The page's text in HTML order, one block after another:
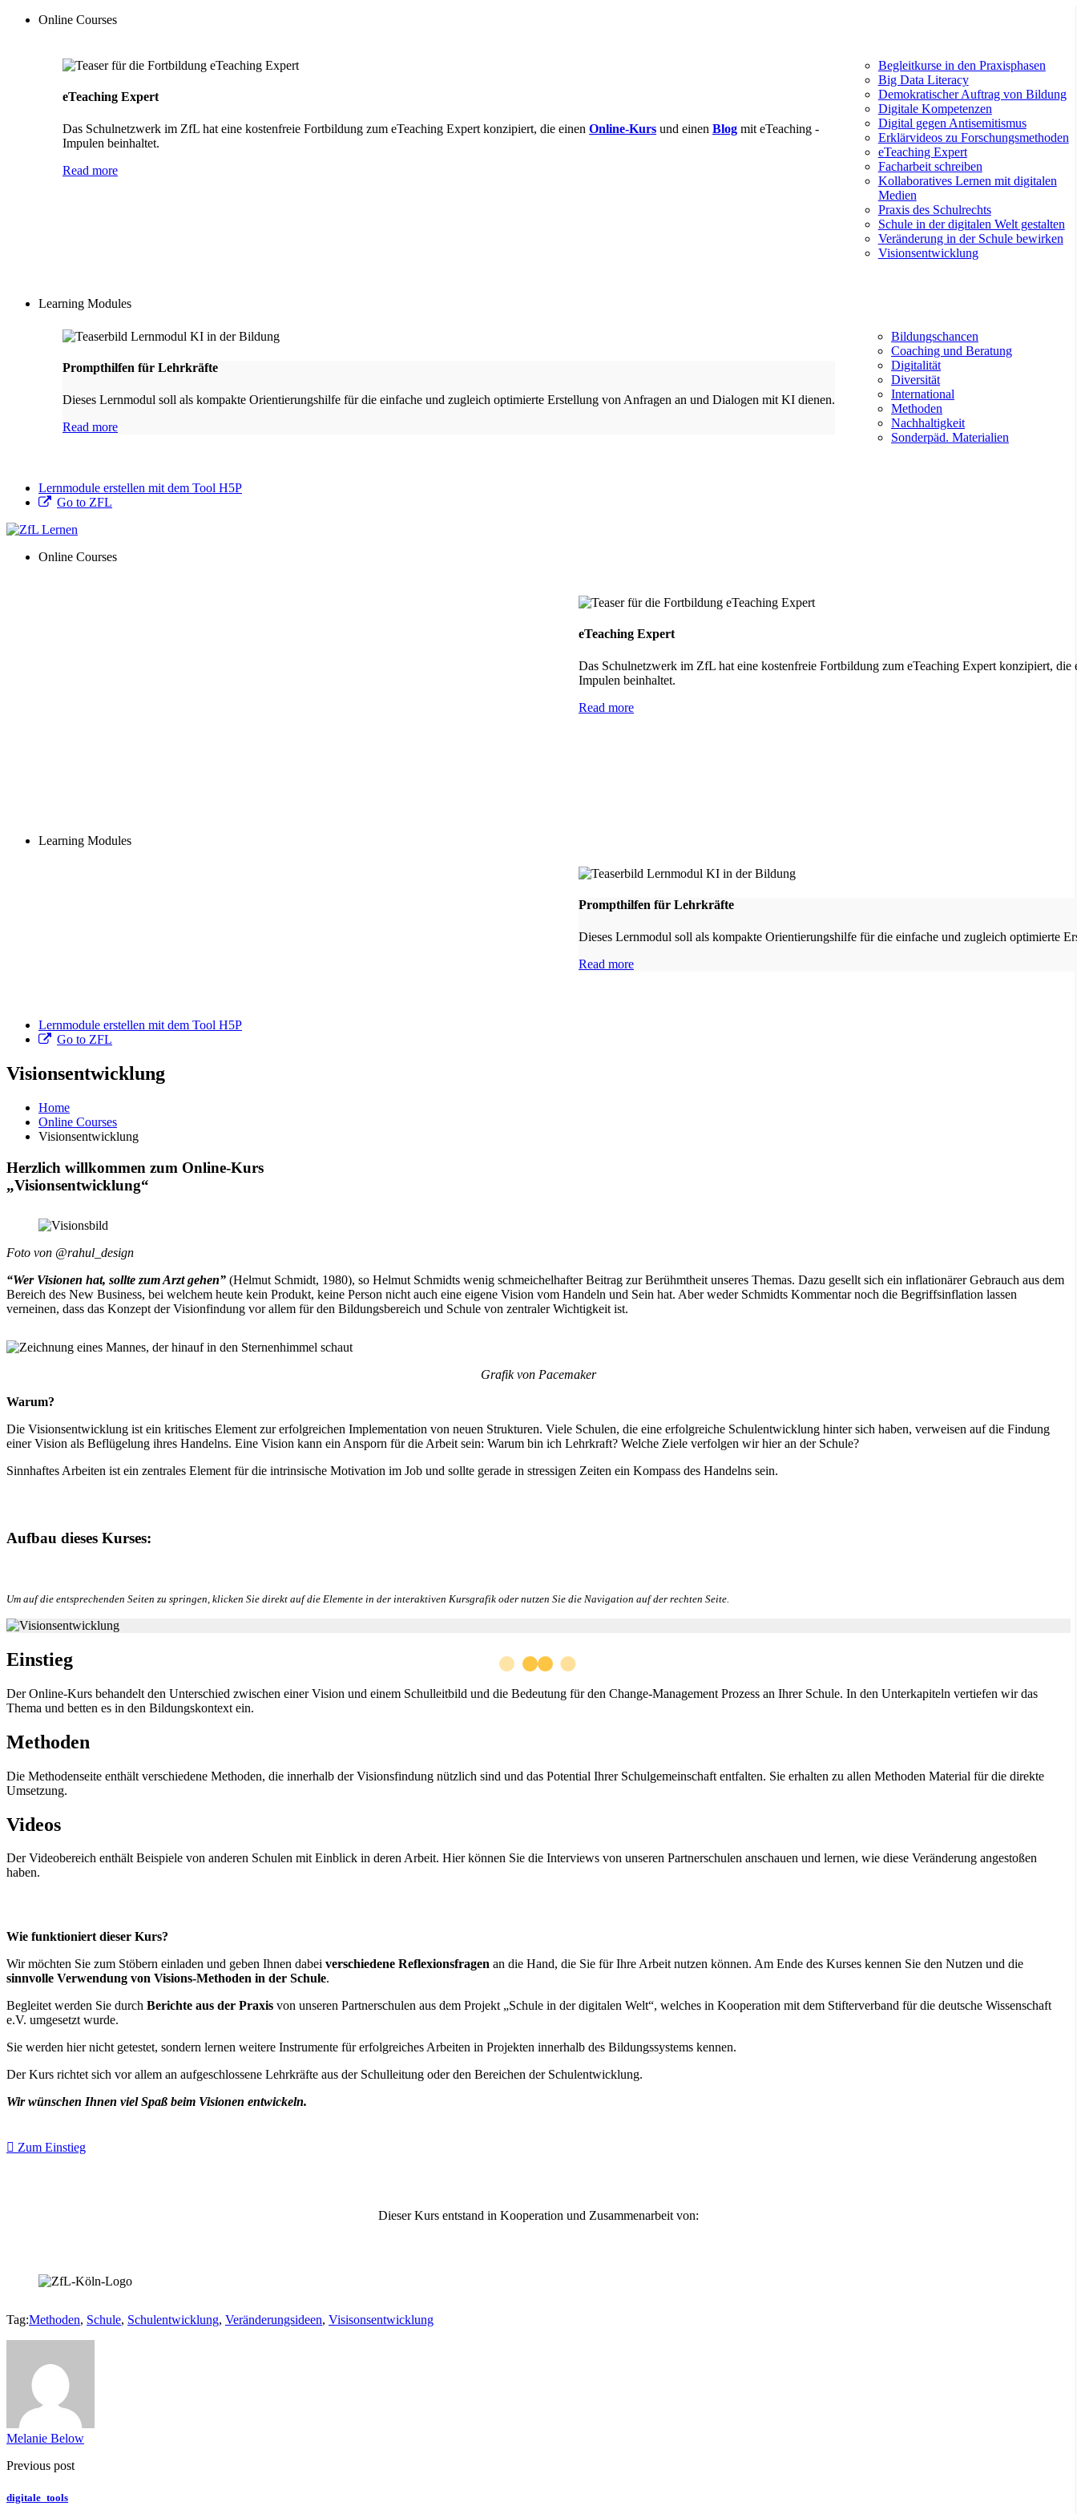
Online Courses
eTeaching Expert
Das Schulnetzwerk im ZfL hat eine kostenfreie Fortbildung zum eTeaching Expert konzipiert, die einen Online-Kurs und einen Blog mit eTeaching -
Impulen beinhaltet.
Read more
Begleitkurse in den Praxisphasen
Big Data Literacy
Demokratischer Auftrag von Bildung
Digitale Kompetenzen
Digital gegen Antisemitismus
Erklärvideos zu Forschungsmethoden
eTeaching Expert
Facharbeit schreiben
Kollaboratives Lernen mit digitalen
Medien
Praxis des Schulrechts
Schule in der digitalen Welt gestalten
Veränderung in der Schule bewirken
Visionsentwicklung
Learning Modules
Prompthilfen für Lehrkräfte
Dieses Lernmodul soll als kompakte Orientierungshilfe für die einfache und zugleich optimierte Erstellung von Anfragen an und Dialogen mit KI dienen.
Read more
Bildungschancen
Coaching und Beratung
Digitalität
Diversität
International
Methoden
Nachhaltigkeit
Sonderpäd. Materialien
Lernmodule erstellen mit dem Tool H5P
Go to ZFL
Online Courses
eTeaching Expert
Das Schulnetzwerk im ZfL hat eine kostenfreie Fortbildung zum eTeaching Expert konzipiert, die
Impulen beinhaltet.
Read more
Learning Modules
Prompthilfen für Lehrkräfte
Dieses Lernmodul soll als kompakte Orientierungshilfe für die einfache und zugleich optimierte
Read more
Lernmodule erstellen mit dem Tool H5P
Go to ZFL
Visionsentwicklung
Home
Online Courses
Visionsentwicklung
Herzlich willkommen zum Online-Kurs
„Visionsentwicklung“
Foto von @rahul_design
“Wer Visionen hat, sollte zum Arzt gehen” (Helmut Schmidt, 1980), so Helmut Schmidts wenig schmeichelhafter Beitrag zur Berühmtheit unseres Themas. Dazu gesellt sich ein inflationärer Gebrauch aus dem
Bereich des New Business, bei welchem heute kein Produkt, keine Person nicht auch eine eigene Vision vom Handeln und Sein hat. Aber weder Schmidts Kommentar noch die Begriffsinflation lassen
verneinen, dass das Konzept der Visionfindung vor allem für den Bildungsbereich und Schule von zentraler Wichtigkeit ist.
Grafik von Pacemaker
Warum?
Die Visionsentwicklung ist ein kritisches Element zur erfolgreichen Implementation von neuen Strukturen. Viele Schulen, die eine erfolgreiche Schulentwicklung hinter sich haben, verweisen auf die Findung
einer Vision als Beflügelung ihres Handelns. Eine Vision kann ein Ansporn für die Arbeit sein: Warum bin ich Lehrkraft? Welche Ziele verfolgen wir hier an der Schule?
Sinnhaftes Arbeiten ist ein zentrales Element für die intrinsische Motivation im Job und sollte gerade in stressigen Zeiten ein Kompass des Handelns sein.
Aufbau dieses Kurses:
Um auf die entsprechenden Seiten zu springen, klicken Sie direkt auf die Elemente in der interaktiven Kursgrafik oder nutzen Sie die Navigation auf der rechten Seite.
Einstieg
Der Online-Kurs behandelt den Unterschied zwischen einer Vision und einem Schulleitbild und die Bedeutung für den Change-Management Prozess an Ihrer Schule. In den Unterkapiteln vertiefen wir das
Thema und betten es in den Bildungskontext ein.
Methoden
Die Methodenseite enthält verschiedene Methoden, die innerhalb der Visionsfindung nützlich sind und das Potential Ihrer Schulgemeinschaft entfalten. Sie erhalten zu allen Methoden Material für die direkte
Umsetzung.
Videos
Der Videobereich enthält Beispiele von anderen Schulen mit Einblick in deren Arbeit. Hier können Sie die Interviews von unseren Partnerschulen anschauen und lernen, wie diese Veränderung angestoßen
haben.
Wie funktioniert dieser Kurs?
Wir möchten Sie zum Stöbern einladen und geben Ihnen dabei verschiedene Reflexionsfragen an die Hand, die Sie für Ihre Arbeit nutzen können. Am Ende des Kurses kennen Sie den Nutzen und die
sinnvolle Verwendung von Visions-Methoden in der Schule.
Begleitet werden Sie durch Berichte aus der Praxis von unseren Partnerschulen aus dem Projekt „Schule in der digitalen Welt“, welches in Kooperation mit dem Stifterverband für die deutsche Wissenschaft
e.V. umgesetzt wurde.
Sie werden hier nicht getestet, sondern lernen weitere Instrumente für erfolgreiches Arbeiten in Projekten innerhalb des Bildungssystems kennen.
Der Kurs richtet sich vor allem an aufgeschlossene Lehrkräfte aus der Schulleitung oder den Bereichen der Schulentwicklung.
Wir wünschen Ihnen viel Spaß beim Visionen entwickeln.
Zum Einstieg
Dieser Kurs entstand in Kooperation und Zusammenarbeit von:
Tag:Methoden, Schule, Schulentwicklung, Veränderungsideen, Visisonsentwicklung
Melanie Below
Previous post
digitale_tools